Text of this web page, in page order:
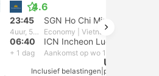
4.6
23:45
4uur, 55m Economy | Vietnam Airlines
06:40
+ 1 dag Aankomst op wo 12 aug
USD 407
Inclusief belastingen per volwassene